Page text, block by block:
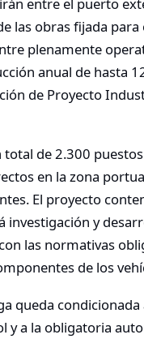
las obras fijada
plenamente
anual de hasta
de Proyecto
de 2.300
en la zona
El proyecto
investigación y
las normativas
de los
queda
y a la obligatoria